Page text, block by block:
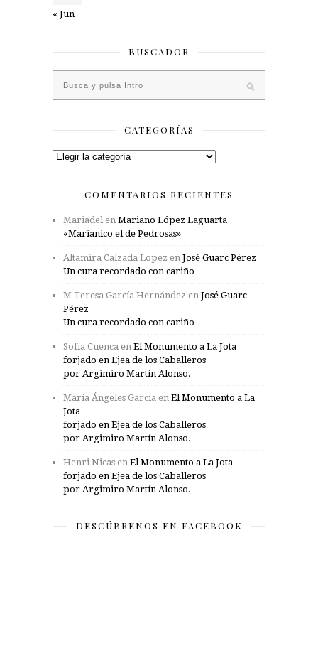
« Jun
BUSCADOR
CATEGORÍAS
Categorías
COMENTARIOS RECIENTES
Mariadelen Mariano López Laguarta
«Marianico el de Pedrosas»
Altamira Calzada Lopez en José Guarc Pérez
Un cura recordado con cariño
M Teresa García Hernández en José Guarc
Pérez
Un cura recordado con cariño
Sofía Cuenca en El Monumento a La Jota
forjado en Ejea de los Caballeros
por Argimiro Martín Alonso.
María Ángeles García en El Monumento a La
Jota
forjado en Ejea de los Caballeros
por Argimiro Martín Alonso.
Henri Nicas en El Monumento a La Jota
forjado en Ejea de los Caballeros
por Argimiro Martín Alonso.
DESCÚBRENOS EN FACEBOOK